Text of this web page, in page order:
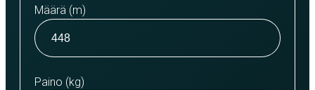
Määrä (m)
Paino (kg)